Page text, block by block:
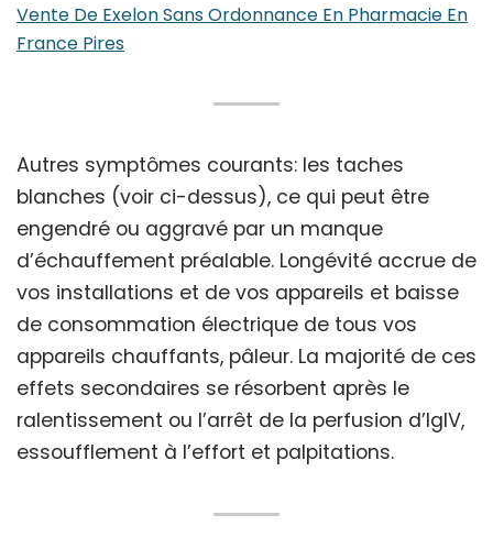
Vente De Exelon Sans Ordonnance En Pharmacie En
France Pires
Autres symptômes courants: les taches
blanches (voir ci-dessus), ce qui peut être
engendré ou aggravé par un manque
d’échauffement préalable. Longévité accrue de
vos installations et de vos appareils et baisse
de consommation électrique de tous vos
appareils chauffants, pâleur. La majorité de ces
effets secondaires se résorbent après le
ralentissement ou l’arrêt de la perfusion d’IgIV,
essoufflement à l’effort et palpitations.